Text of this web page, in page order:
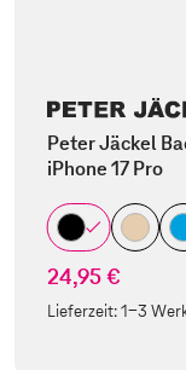
Peter Jäckel
iPhone 17 Pro
24,95 €
Lieferzeit:1-3